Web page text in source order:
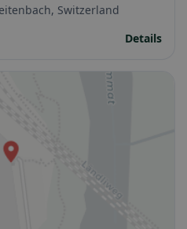
Switzerland
Details